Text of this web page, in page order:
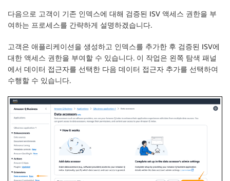
다음으로 고객이 기존 인덱스에 대해 검증된 ISV 액세스 권한을 부
여하는 프로세스를 간략하게 설명하겠습니다.
고객은 애플리케이션을 생성하고 인덱스를 추가한 후 검증된 ISV에
대한 액세스 권한을 부여할 수 있습니다. 이 작업은 왼쪽 탐색 패널
에서 데이터 접근자를 선택한 다음 데이터 접근자 추가를 선택하여
수행할 수 있습니다.